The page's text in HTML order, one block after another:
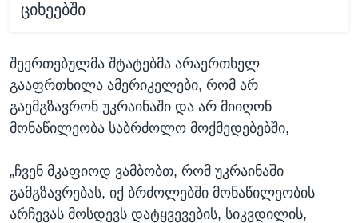
ციხეებში
შეერთებულმა შტატებმა არაერთხელ
გააფრთხილა ამერიკელები, რომ არ
გაემგზავრონ უკრაინაში და არ მიიღონ
მონაწილეობა საბრძოლო მოქმედებებში,
„ჩვენ მკაფიოდ ვამბობთ, რომ უკრაინაში
გამგზავრებას, იქ ბრძოლებში მონაწილეობის
არჩევას მოსდევს დატყვევების, სიკვდილის,